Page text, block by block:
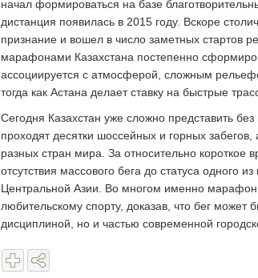
начал формироваться на базе
дистанция появилась в 2015 году. Вскоре
признание и вошел в число заметных стартов
марафонами Казахстана постепенно
ассоциируется с атмосферой, сложным
тогда как Астана делает ставку на быстрые
Сегодня Казахстан уже сложно представить
проходят десятки шоссейных и горных
разных стран мира. За относительно короткое
отсутствия массового бега до статуса одного
Центральной Азии. Во многом именно
любительскому спорту, доказав, что бег может
дисциплиной, но и частью современной